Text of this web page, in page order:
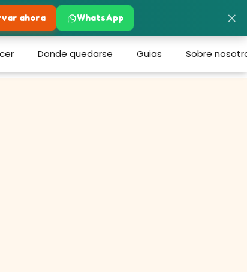
Donde quedarse Guias Sobre
×
ahora WhatsApp